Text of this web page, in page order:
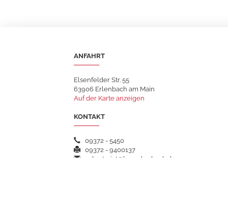
ANFAHRT
Elsenfelder Str. 55
63906 Erlenbach am Main
Auf der Karte anzeigen
KONTAKT
09372 - 5450
09372 - 9400137
sekretariat@hsgerlenbach.de